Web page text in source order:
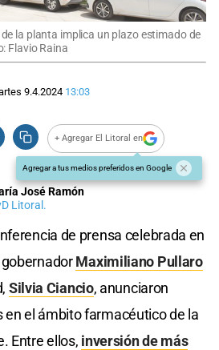
la planta implica un plazo estimado de
Flavio Raina
9.4.2024 13:03
+ Agregar El Litoral en
Agregar a tus medios preferidos en Google
José Ramón
Litoral.
de prensa celebrada en
Maximiliano Pullaro
Silvia Ciancio, anunciaron
el ámbito farmacéutico de la
Entre ellos, inversión de más